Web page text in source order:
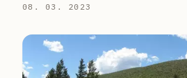
08. 03. 2023